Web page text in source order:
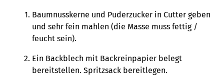
Baumnusskerne und Puderzucker in Cutter geben
und sehr fein mahlen (die Masse muss fettig /
feucht sein).
Ein Backblech mit Backreinpapier belegt
bereitstellen. Spritzsack bereitlegen.